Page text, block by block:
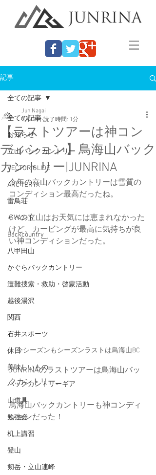
記事
全ての記事
お知らせ
立山バックカントリー
VECTOR GLIDE
ARC'TERYX
雷鳥荘
イベント
Backcountry
八甲田山
かぐらバックカントリー
遭難捜索・救助・啓蒙活動
越後湯沢
関西
石井スポーツ
休日
美味しいもの
バックカントリーギア
山道具
勉強会
机上講習
登山
剱岳・立山連峰
全ての記事
【ラストツアーは神コン
ディション】鳥海山バック
カントリー|JUNRINA
Jun Nagai
5月10日 読了時間: 1分
今年の立山バックカントリーは雪質の
コンディション最高だったね。
GWの立山はお天気には恵まれなかった
けど、カービングが最高に気持ちが良
い神コンディションだった。
今シーズンもシーズンラストは鳥海山BC
JUNRINAのラストツアーは鳥海山バッ
クカントリー。
鳥海山バックカントリーも神コンディ
ションだった！